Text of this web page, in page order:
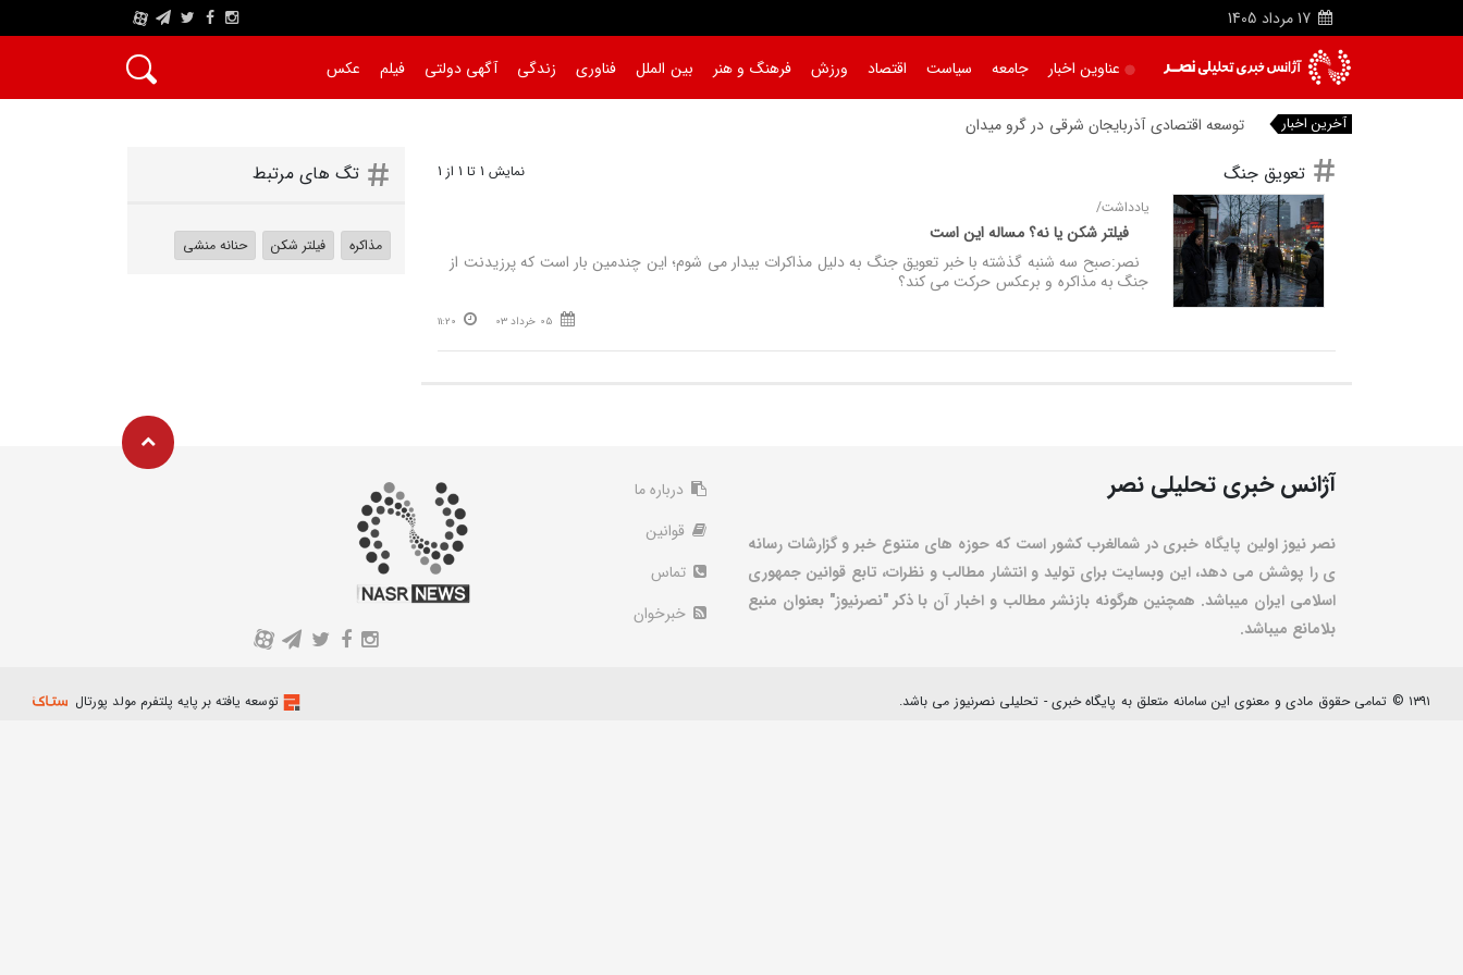
17 مرداد 1405
A
عناوین اخبار جامعه سیاست اقتصاد ورزش فرهنگ و هنر بین الملل فناوری زندگی آگهی دولتی فیلم عکس
آخرین اخبار توسعه اقتصادی آذربایجان شرقی در گرو میدان‌ دا
تعویق جنگ
نمایش 1 تا 1 از 1
یادداشت/
فیلتر شکن یا نه؟ مساله این است
نصر:صبح سه شنبه گذشته با خبر تعویق جنگ به دلیل مذاکرات بیدار می شوم؛ این چندمین بار است که پرزیدنت از
جنگ به مذاکره و برعکس حرکت می کند؟
05 خرداد 03 11:20
تگ های مرتبط
مذاکره فیلتر شکن حنانه منشی
آژانس خبری تحلیلی نصر
نصر نیوز اولین پایگاه خبری در شمالغرب کشور است که حوزه های متنوع خبر و گزارشات رسانه
ی را پوشش می دهد، این وبسایت برای تولید و انتشار مطالب و نظرات، تابع قوانین جمهوری
اسلامی ایران میباشد. همچنین هرگونه بازنشر مطالب و اخبار آن با ذکر "نصرنیوز" بعنوان منبع
بلامانع میباشد.
درباره ما
قوانین
تماس
خبرخوان
A
۱۳۹۱ © تمامی حقوق مادی و معنوی این سامانه متعلق به پایگاه خبری - تحلیلی نصرنیوز می باشد. توسعه یافته بر پایه پلتفرم مولد پورتال